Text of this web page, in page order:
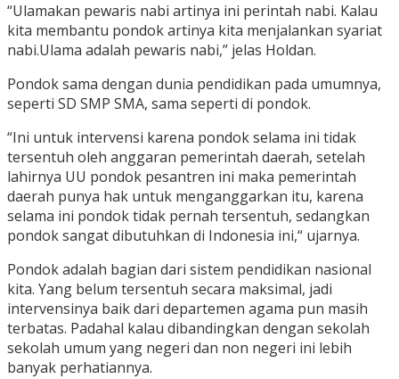
“Ulamakan pewaris nabi artinya ini perintah nabi. Kalau
kita membantu pondok artinya kita menjalankan syariat
nabi.Ulama adalah pewaris nabi,” jelas Holdan.
Pondok sama dengan dunia pendidikan pada umumnya,
seperti SD SMP SMA, sama seperti di pondok.
“Ini untuk intervensi karena pondok selama ini tidak
tersentuh oleh anggaran pemerintah daerah, setelah
lahirnya UU pondok pesantren ini maka pemerintah
daerah punya hak untuk menganggarkan itu, karena
selama ini pondok tidak pernah tersentuh, sedangkan
pondok sangat dibutuhkan di Indonesia ini,“ ujarnya.
Pondok adalah bagian dari sistem pendidikan nasional
kita. Yang belum tersentuh secara maksimal, jadi
intervensinya baik dari departemen agama pun masih
terbatas. Padahal kalau dibandingkan dengan sekolah
sekolah umum yang negeri dan non negeri ini lebih
banyak perhatiannya.